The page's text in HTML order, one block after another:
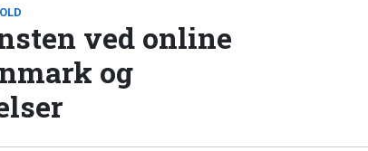
ved online
og